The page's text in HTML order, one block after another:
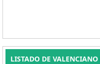
LISTADO DE